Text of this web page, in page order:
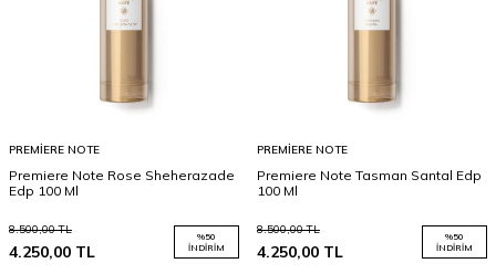
PREMIERE NOTE
Premiere Note Rose Sheherazade
Edp 100 Ml
8.500,00TL
4.250,00 TL
%50
İNDIRIM
PREMIERE NOTE
Premiere Note Tasman Santal Edp
100 Ml
8.500,00TL
4.250,00 TL
%50
İNDIRIM